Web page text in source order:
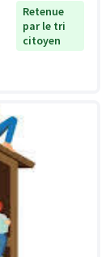
Retenue
par le tri
citoyen